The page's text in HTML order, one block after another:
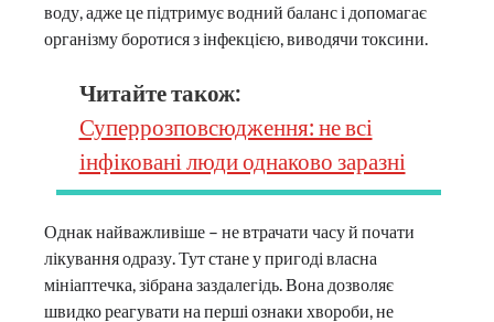
воду, адже це підтримує водний баланс і допомагає
організму боротися з інфекцією, виводячи токсини.
Читайте також:
Суперрозповсюдження: не всі
інфіковані люди однаково заразні
Однак найважливіше – не втрачати часу й почати
лікування одразу. Тут стане у пригоді власна
мініаптечка, зібрана заздалегідь. Вона дозволяє
швидко реагувати на перші ознаки хвороби, не